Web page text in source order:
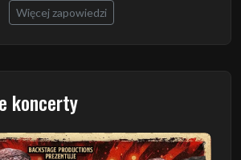
Więcej zapowiedzi
koncerty